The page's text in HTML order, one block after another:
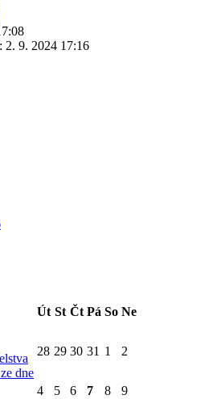
2. 9. 2024 17:16
Út St Čt Pá So Ne
dne
28 29 30 31 1 2
4 5 6 7 8
9